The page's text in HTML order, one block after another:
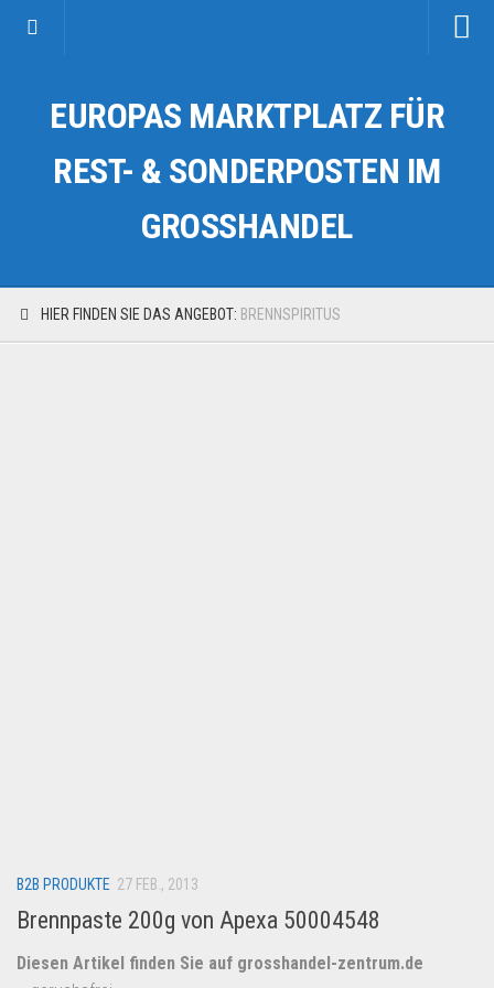
Kategorien
Auto & Motorrad
Fahrzeuge & Transport
eBay Restposten kaufen
Sonderposten-Angebote
Saison & Eventprodkte
EUROPAS MARKTPLATZ FÜR
REST- & SONDERPOSTEN IM
GROSSHANDEL
HIER FINDEN SIE DAS ANGEBOT: BRENNSPIRITUS
B2B PRODUKTE 27 FEB., 2013
Brennpaste 200g von Apexa 50004548
Diesen Artikel finden Sie auf grosshandel-zentrum.de